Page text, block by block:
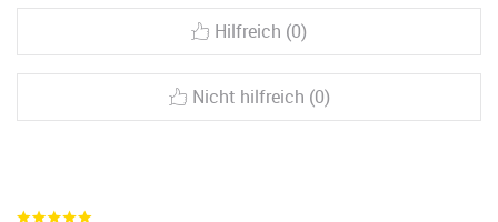
Hilfreich (0)
Nicht hilfreich (0)